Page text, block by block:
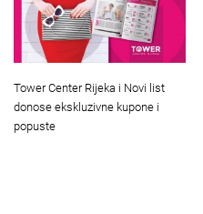
Tower Center Rijeka i Novi list
donose ekskluzivne kupone i
popuste